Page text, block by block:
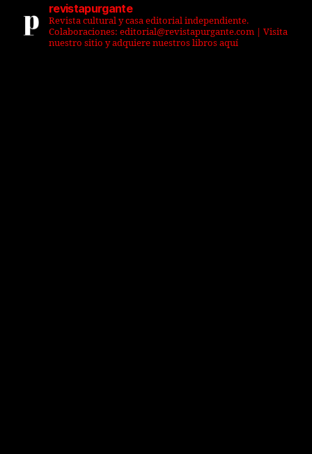
revistapurgante
Revista cultural y casa editorial independiente.
Colaboraciones: editorial@revistapurgante.com | Visita
nuestro sitio y adquiere nuestros libros aquí